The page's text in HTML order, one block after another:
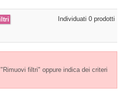
Individuati 0 prodotti
filtri" oppure indica dei criteri